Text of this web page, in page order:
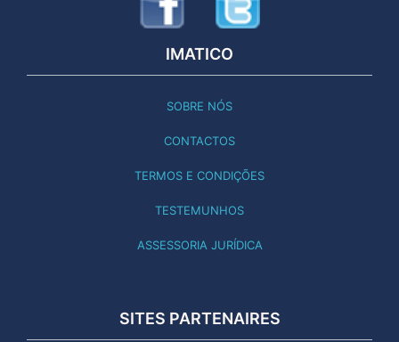
IMATICO
SOBRE NÓS
CONTACTOS
TERMOS E CONDIÇÕES
TESTEMUNHOS
ASSESSORIA JURÍDICA
SITES PARTENAIRES